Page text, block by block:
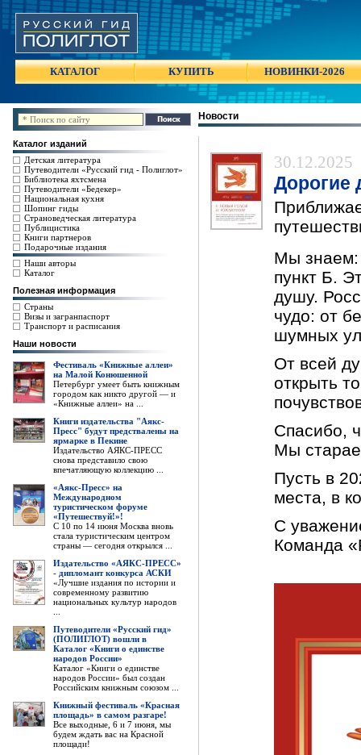
КАТАЛОГ КУПИТЬ НОВИНКИ-2026
Каталог изданий
Детская литература
Путеводители «Русский гид - Полиглот»
Библиотека яхтсмена
Путеводители «Бедекер»
Национальная кухня
Шопинг гиды
Страноведческая литература
Публицистика
Книги партнеров
Подарочные издания
Наши авторы
Каталог
Полезная информация
Страны
Визы и загранпаспорт
Транспорт и расписания
Наши новости
Фестиваль «Книжные аллеи»
на Малой Конюшенной
Петербург умеет быть книжным
городом как никто другой — и
«Книжные аллеи» на ...
Книги издательства "Аякс-
Пресс" будут предствалены на
ярмарке в Пекине
Издательство АЯКС-ПРЕСС
снова представило свою
впечатляющую коллекцию ...
«Аякс-Пресс» на
Международном
туристическом форуме
«Путешествуй!»!
С 10 по 14 июня Москва вновь
стала туристическим центром
страны — сегодня открылся ...
Издательство «АЯКС-ПРЕСС»
- дипломант конкурса АСКИ
«Лучшие издания по истории и
современному развитию
национальных культур народов
Путеводители «Русский гид»
(ПОЛИГЛОТ) вошли в
Каталог «Книги о единстве
народов России»
Каталог «Книги о единстве
народов России» был создан
Российским книжным союзом ...
Книжный фестиваль «Красная
площадь» в самом разгаре!
Все выходные, 6 и 7 июня, мы
будем ждать вас на Красной
площади!
Новости
30.12.2025
Дорогие
Мы знаем:
пункт Б.
душу.
чудо: от
шумных
От всей
открыть
Спасибо,
Мы
Пусть в
места, в
С
Команда